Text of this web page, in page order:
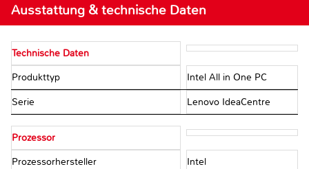
Ausstattung & technische Daten
Technische Daten
Produkttyp Intel All in One PC
Serie Lenovo IdeaCentre
Prozessor
Prozessorhersteller Intel